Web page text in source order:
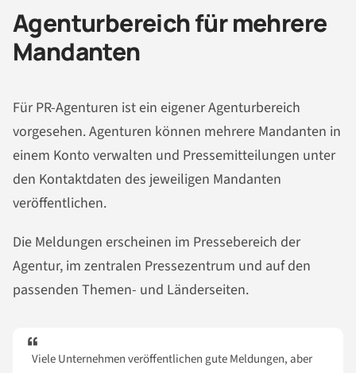
Agenturbereich für mehrere
Mandanten
Für PR-Agenturen ist ein eigener Agenturbereich
vorgesehen. Agenturen können mehrere Mandanten in
einem Konto verwalten und Pressemitteilungen unter
den Kontaktdaten des jeweiligen Mandanten
veröffentlichen.
Die Meldungen erscheinen im Pressebereich der
Agentur, im zentralen Pressezentrum und auf den
passenden Themen- und Länderseiten.
Viele Unternehmen veröffentlichen gute Meldungen, aber